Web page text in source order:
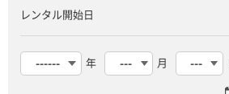
レンタル開始日
年 月